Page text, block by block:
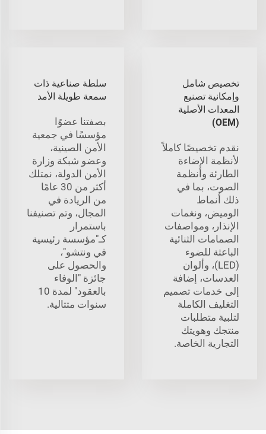
تخصيص شامل
وإمكانية تصنيع
المعدات الأصلية
(OEM)
نقدم تخصيصًا كاملاً
لأنظمة الإضاءة
الطارئة وأنظمة
الصوت، بما في
ذلك أنماط
الوميض، ونغمات
الإنذار، ومواصفات
الصمامات الثنائية
الباعثة للضوء
(LED)، وألوان
العدسات، إضافة
إلى خدمات تصميم
التغليف الكاملة
لتلبية متطلبات
منتجك وهويتك
التجارية الخاصة.
سلطة صناعية ذات
سمعة طويلة الأمد
بصفتنا عضوًا
مؤسسًا في جمعية
الأمن الصينية،
وعضو شبكة وزارة
الأمن الدولة، نمتلك
أكثر من 30 عامًا
من الريادة في
المجال، وتم تصنيفنا
باستمرار
كـ"مؤسسة رئيسية
في ونتشو"،
والحصول على
جائزة "الوفاء
بالعقود" لمدة 10
سنوات متتالية.